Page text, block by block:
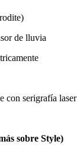
de lluvia
con serigrafía laser
sobre Style)